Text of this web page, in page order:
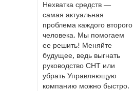
Нехватка средств —
самая актуальная
проблема каждого второго
человека. Мы помогаем
ее решить! Меняйте
будущее, ведь выгнать
руководство СНТ или
убрать Управляющую
компанию можно быстро.